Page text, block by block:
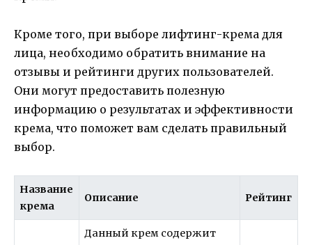
Кроме того, при выборе лифтинг-крема для
лица, необходимо обратить внимание на
отзывы и рейтинги других пользователей.
Они могут предоставить полезную
информацию о результатах и эффективности
крема, что поможет вам сделать правильный
выбор.
Название
крема
Описание Рейтинг
Данный крем содержит